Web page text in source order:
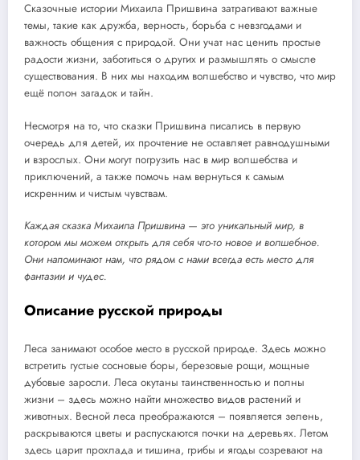
Сказочные истории Михаила Пришвина затрагивают важные
темы, такие как дружба, верность, борьба с невзгодами и
важность общения с природой. Они учат нас ценить простые
радости жизни, заботиться о других и размышлять о смысле
существования. В них мы находим волшебство и чувство, что мир
ещё полон загадок и тайн.
Несмотря на то, что сказки Пришвина писались в первую
очередь для детей, их прочтение не оставляет равнодушными
и взрослых. Они могут погрузить нас в мир волшебства и
приключений, а также помочь нам вернуться к самым
искренним и чистым чувствам.
Каждая сказка Михаила Пришвина — это уникальный мир, в
котором мы можем открыть для себя что-то новое и волшебное.
Они напоминают нам, что рядом с нами всегда есть место для
фантазии и чудес.
Описание русской природы
Леса занимают особое место в русской природе. Здесь можно
встретить густые сосновые боры, березовые рощи, мощные
дубовые заросли. Леса окутаны таинственностью и полны
жизни – здесь можно найти множество видов растений и
животных. Весной леса преображаются – появляется зелень,
раскрываются цветы и распускаются почки на деревьях. Летом
здесь царит прохлада и тишина, грибы и ягоды созревают на